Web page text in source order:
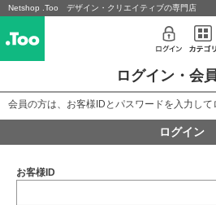
Netshop .Too デザイン・クリエイティブの専門店
ログイン・会
会員の方は、お客様IDとパスワードを入力して
ログイン
お客様ID